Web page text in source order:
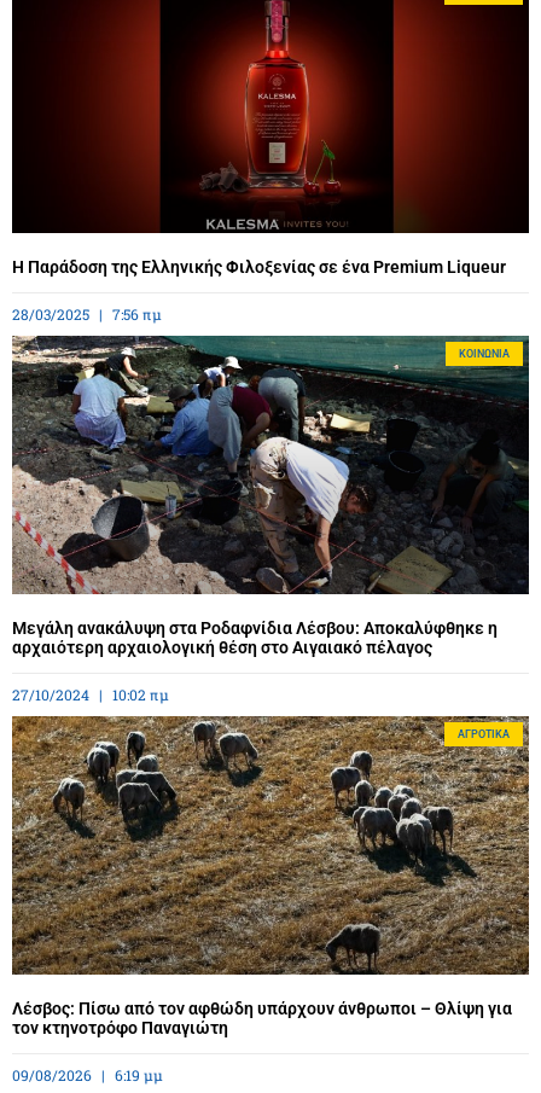
Η Παράδοση της Ελληνικής Φιλοξενίας σε ένα Premium Liqueur
28/03/2025 7:56 πμ
ΚΟΙΝΩΝΊΑ
Μεγάλη ανακάλυψη στα Ροδαφνίδια Λέσβου: Αποκαλύφθηκε η
αρχαιότερη αρχαιολογική θέση στο Αιγαιακό πέλαγος
27/10/2024 10:02 πμ
ΑΓΡΟΤΙΚΆ
Λέσβος: Πίσω από τον αφθώδη υπάρχουν άνθρωποι – Θλίψη για
τον κτηνοτρόφο Παναγιώτη
09/08/2026 6:19 μμ